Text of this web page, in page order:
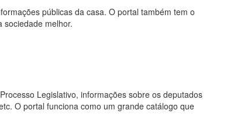
públicas da casa. O portal também tem o
sociedade melhor.
Legislativo, informações sobre os deputados
O portal funciona como um grande catálogo que